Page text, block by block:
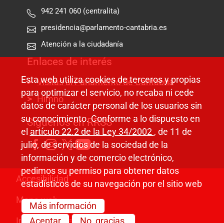
942 241 060 (centralita)
presidencia@parlamento-cantabria.es
Atención a la ciudadanía
Enlaces de interés
Visitas al Parlamento de Cantabria
Himno
Síguenos en RRSS
Pie de página
Accesibilidad
Mapa web
Información legal
Esta web utiliza cookies de terceros y propias
para optimizar el servicio, no recaba ni cede
datos de carácter personal de los usuarios sin
su conocimiento. Conforme a lo dispuesto en
el artículo 22.2 de la Ley 34/2002 , de 11 de
julio, de servicios de la sociedad de la
información y de comercio electrónico,
pedimos su permiso para obtener datos
estadísticos de su navegación por el sitio web
Más información
Aceptar
No, gracias.